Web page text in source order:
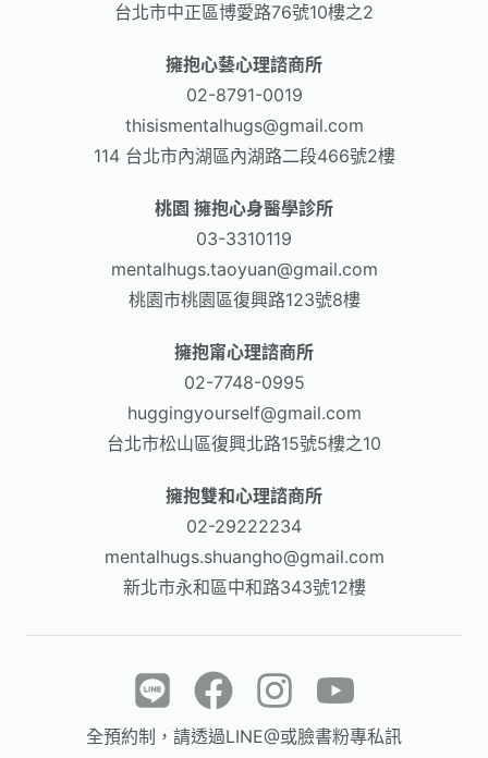
台北市中正區博愛路76號10樓之2
擁抱心藝心理諮商所
02-8791-0019
thisismentalhugs@gmail.com
114 台北市內湖區內湖路二段466號2樓
桃園 擁抱心身醫學診所
03-3310119
mentalhugs.taoyuan@gmail.com
桃園市桃園區復興路123號8樓
擁抱甯心理諮商所
02-7748-0995
huggingyourself@gmail.com
台北市松山區復興北路15號5樓之10
擁抱雙和心理諮商所
02-29222234
mentalhugs.shuangho@gmail.com
新北市永和區中和路343號12樓
全預約制，請透過LINE@或臉書粉專私訊